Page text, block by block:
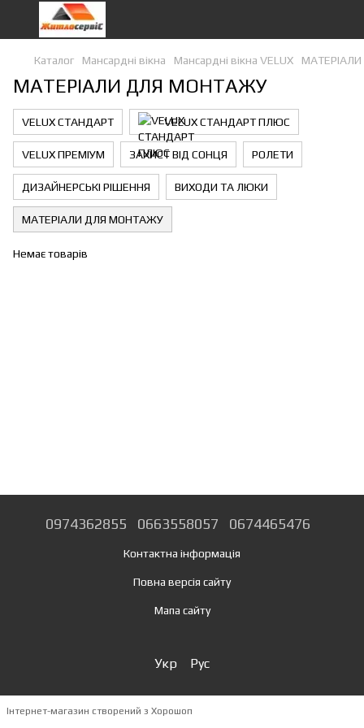
Каталог Мансардні вікна Мансардні вікна VELUX
МАТЕРІАЛИ ДЛЯ МОНТАЖУ
VELUX СТАНДАРТ VELUX СТАНДАРТ ПЛЮС
VELUX ПРЕМІУМ ЗАХИСТ ВІД СОНЦЯ РОЛЕТИ
ДИЗАЙНЕРСЬКІ РІШЕННЯ ВИХОДИ ТА ЛЮКИ
МАТЕРІАЛИ ДЛЯ МОНТАЖУ
Немає товарів
0974362855 0663558057 0674465476
Контактна інформація
Повна версія сайту
Мапа сайту
Укр Рус
Інтернет-магазин створений з Хорошоп